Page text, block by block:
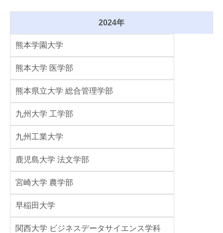
2024年
熊本学園大学
熊本大学 医学部
熊本県立大学 総合管理学部
九州大学 工学部
九州工業大学
鹿児島大学 法文学部
宮崎大学 農学部
早稲田大学
関西大学 ビジネスデータサイエンス学科